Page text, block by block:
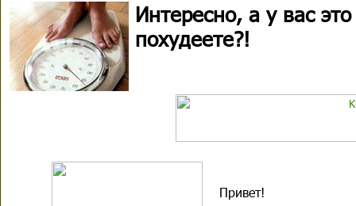
Интересно, а у вас
похудеете?!
Привет!